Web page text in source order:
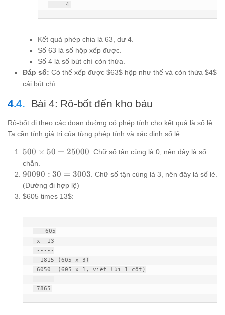
     4
Kết quả phép chia là 63, dư 4.
Số 63 là số hộp xếp được.
Số 4 là số bút chì còn thừa.
Đáp số: Có thể xếp được $63$ hộp như thế và còn thừa $4$
cái bút chì.
Bài 4: Rô-bốt đến kho báu
Rô-bốt đi theo các đoạn đường có phép tính cho kết quả là số lẻ.
Ta cần tính giá trị của từng phép tính và xác định số lẻ.
500
\times
50 =
25000
500 × 50 = 25000 . Chữ số tận cùng là 0, nên đây là số
chẵn.
90090
: 30 =
3003
90090 : 30 = 3003 . Chữ số tận cùng là 3, nên đây là số lẻ.
(Đường đi hợp lệ)
$605 times 13$:
7865